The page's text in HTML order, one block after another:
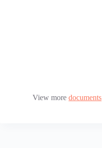
View moredocuments